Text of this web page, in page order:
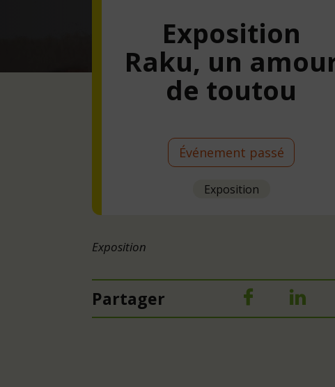
Exposition
Raku, un
de toutou
Événement passé
Exposition
Exposition
Partager